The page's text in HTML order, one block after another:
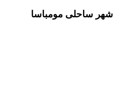
شهر ساحلی مومباسا